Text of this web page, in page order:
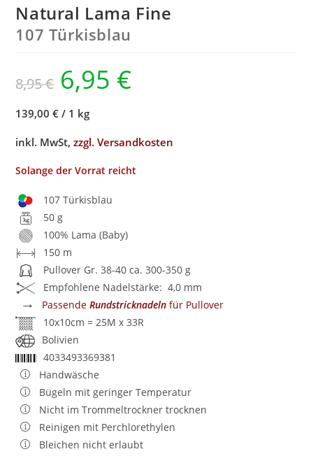
Natural Lama Fine
107 Türkisblau
8,95€ 6,95 €
139,00 € / 1 kg
inkl. MwSt,zzgl. Versandkosten
Solange der Vorrat reicht
107 Türkisblau
50 g
100% Lama (Baby)
150 m
Pullover Gr. 38-40 ca. 300-350 g
Empfohlene Nadelstärke: 4,0 mm
→ PassendeRundstricknadeln für Pullover
10x10cm = 25M x 33R
Bolivien
4033493369381
Handwäsche
Bügeln mit geringer Temperatur
Nicht im Trommeltrockner trocknen
Reinigen mit Perchlorethylen
Bleichen nicht erlaubt